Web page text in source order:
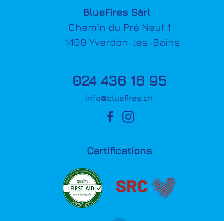
BlueFires Sàrl
Chemin du Pré Neuf 1
1400 Yverdon-les-Bains
024 436 16 95
info@bluefires.ch
Certifications